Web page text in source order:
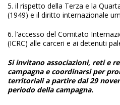
5. il rispetto della Terza e la
(1949) e il diritto internazionale
6. l’accesso del Comitato
(ICRC) alle carceri e ai detenuti
Si invitano associazioni, reti e
campagna e coordinarsi per
territoriali a partire dal 29
periodo della campagna.